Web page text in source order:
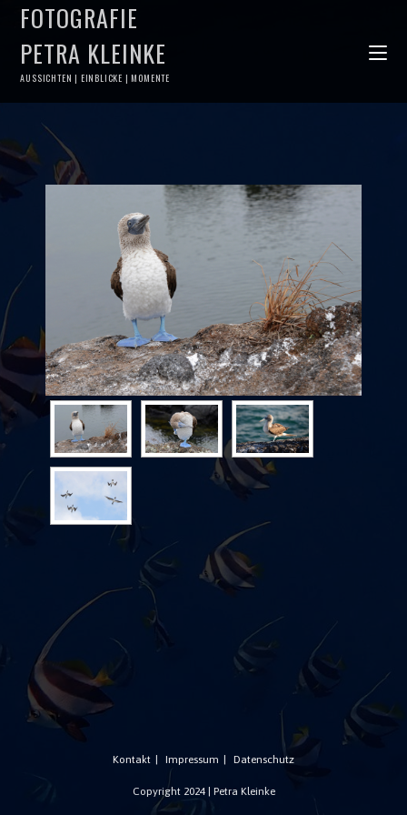
FOTOGRAFIE
PETRA KLEINKE
AUSSICHTEN | EINBLICKE | MOMENTE
Kontakt Impressum Datenschutz
Copyright 2024 | Petra Kleinke